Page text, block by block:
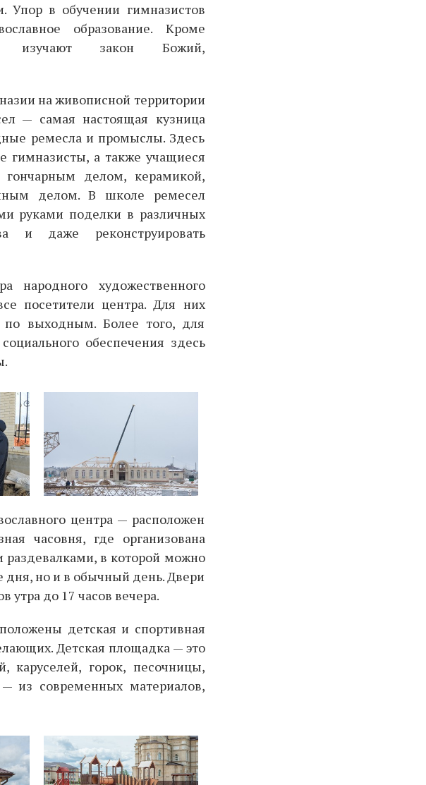
Упор в обучении гимназистов
образование. Кроме
изучают закон Божий,
на живописной территории
— самая настоящая кузница
ремесла и промыслы. Здесь
гимназисты, а также учащиеся
делом, керамикой,
делом. В школе ремесел
руками поделки в различных
и даже реконструировать
народного художественного
посетители центра. Для них
по выходным. Более того, для
обеспечения здесь
центра — расположен
часовня, где организована
раздевалками, в которой можно
дня, но и в обычный день. Двери
утра до 17 часов вечера.
детская и спортивная
Детская площадка — это
каруселей, горок, песочницы,
из современных материалов,